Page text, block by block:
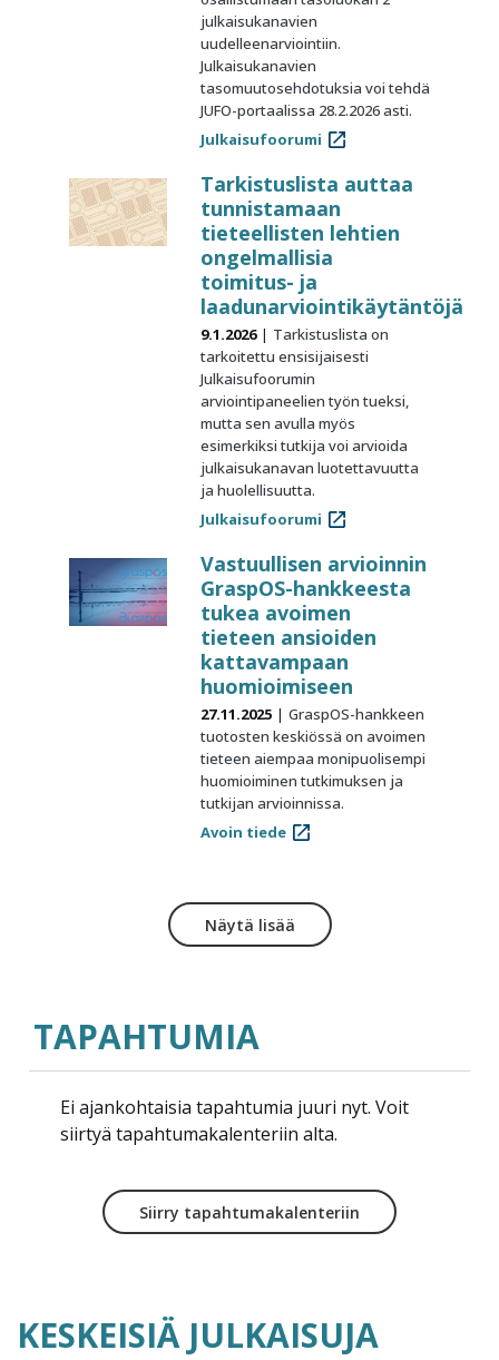
julkaisukanavien
uudelleenarviointiin.
Julkaisukanavien
tasomuutosehdotuksia voi tehdä
JUFO-portaalissa 28.2.2026 asti.
Julkaisufoorumi
Tarkistuslista auttaa
tunnistamaan
tieteellisten lehtien
ongelmallisia
toimitus- ja
laadunarviointikäytäntöjä
9.1.2026
Tarkistuslista on
tarkoitettu ensisijaisesti
Julkaisufoorumin
arviointipaneelien työn tueksi,
mutta sen avulla myös
esimerkiksi tutkija voi arvioida
julkaisukanavan luotettavuutta
ja huolellisuutta.
Julkaisufoorumi
Vastuullisen arvioinnin
GraspOS-hankkeesta
tukea avoimen
tieteen ansioiden
kattavampaan
huomioimiseen
27.11.2025
GraspOS-hankkeen
tuotosten keskiössä on avoimen
tieteen aiempaa monipuolisempi
huomioiminen tutkimuksen ja
tutkijan arvioinnissa.
Avoin tiede
Näytä lisää
TAPAHTUMIA
Ei ajankohtaisia tapahtumia juuri nyt. Voit
siirtyä tapahtumakalenteriin alta.
Siirry tapahtumakalenteriin
KESKEISIÄ JULKAISUJA